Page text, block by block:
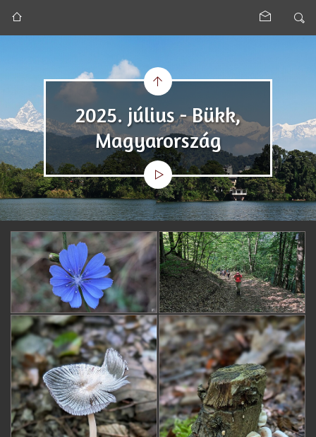
2025. július - Bükk,
Magyarország